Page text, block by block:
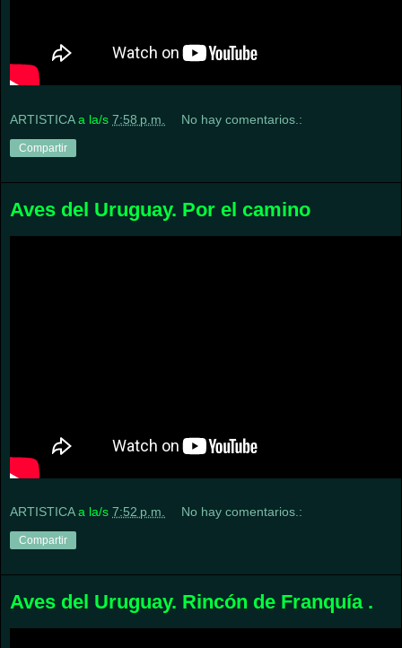
ARTISTICA a la/s 7:58 p.m. No hay comentarios.:
Compartir
Aves del Uruguay. Por el camino
ARTISTICA a la/s 7:52 p.m. No hay comentarios.:
Compartir
Aves del Uruguay. Rincón de Franquía .